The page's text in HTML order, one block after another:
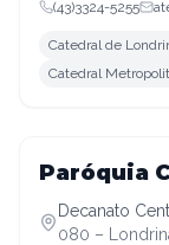
(43)3324-5255
Catedral de
Catedral
Decanato Centro
Paróquia
Decanato
080 –